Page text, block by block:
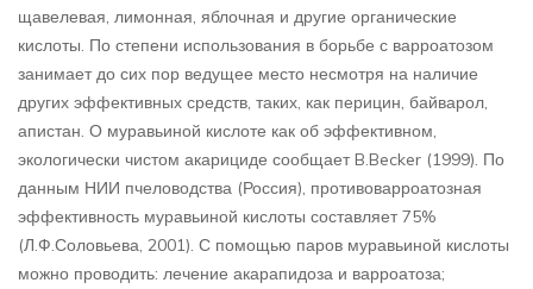
щавелевая, лимонная, яблочная и другие органические
кислоты. По степени использования в борьбе с варроатозом
занимает до сих пор ведущее место несмотря на наличие
других эффективных средств, таких, как перицин, байварол,
апистан. О муравьиной кислоте как об эффективном,
экологически чистом акарициде сообщает B.Becker (1999). По
данным НИИ пчеловодства (Россия), противоварроатозная
эффективность муравьиной кислоты составляет 75%
(Л.Ф.Соловьева, 2001). С помощью паров муравьиной кислоты
можно проводить: лечение акарапидоза и варроатоза;